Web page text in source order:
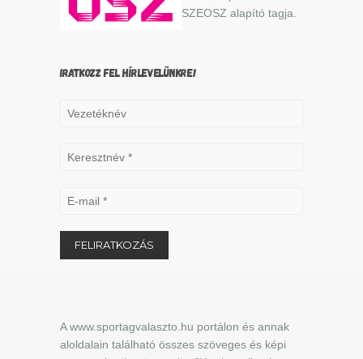
SZEOSZ alapító tagja.
IRATKOZZ FEL HÍRLEVELÜNKRE!
A www.sportagvalaszto.hu portálon és annak
aloldalain található összes szöveges és képi